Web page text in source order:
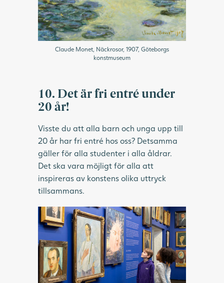
Claude Monet, Näckrosor, 1907, Göteborgs
konstmuseum
10. Det är fri entré under
20 år!
Visste du att alla barn och unga upp till
20 år har fri entré hos oss? Detsamma
gäller för alla studenter i alla åldrar.
Det ska vara möjligt för alla att
inspireras av konstens olika uttryck
tillsammans.